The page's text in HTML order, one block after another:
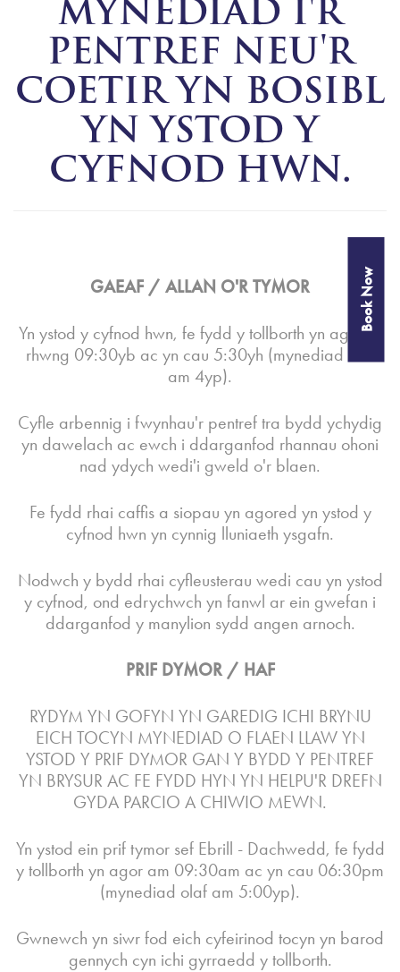
MYNEDIAD I'R
PENTREF NEU'R
COETIR YN BOSIBL
YN YSTOD Y
CYFNOD HWN.
GAEAF / ALLAN O'R TYMOR
Yn ystod y cyfnod hwn, fe fydd y tollborth yn agored
rhwng 09:30yb ac yn cau 5:30yh (mynediad olaf
am 4yp).
Cyfle arbennig i fwynhau'r pentref tra bydd ychydig
yn dawelach ac ewch i ddarganfod rhannau ohoni
nad ydych wedi'i gweld o'r blaen.
Fe fydd rhai caffis a siopau yn agored yn ystod y
cyfnod hwn yn cynnig lluniaeth ysgafn.
Nodwch y bydd rhai cyfleusterau wedi cau yn ystod
y cyfnod, ond edrychwch yn fanwl ar ein gwefan i
ddarganfod y manylion sydd angen arnoch.
PRIF DYMOR / HAF
RYDYM YN GOFYN YN GAREDIG ICHI BRYNU
EICH TOCYN MYNEDIAD O FLAEN LLAW YN
YSTOD Y PRIF DYMOR GAN Y BYDD Y PENTREF
YN BRYSUR AC FE FYDD HYN YN HELPU'R DREFN
GYDA PARCIO A CHIWIO MEWN.
Yn ystod ein prif tymor sef Ebrill - Dachwedd, fe fydd
y tollborth yn agor am 09:30am ac yn cau 06:30pm
(mynediad olaf am 5:00yp).
Gwnewch yn siwr fod eich cyfeirinod tocyn yn barod
gennych cyn ichi gyrraedd y tollborth.
Book Now